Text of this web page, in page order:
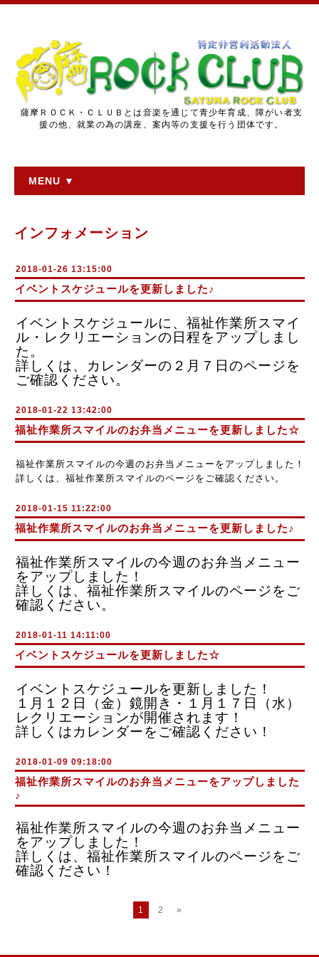
薩摩ＲＯＣＫ・ＣＬＵＢとは音楽を通じて青少年育成、障がい者支
援の他、就業の為の講座、案内等の支援を行う団体です。
MENU ▼
インフォメーション
2018-01-26 13:15:00
イベントスケジュールを更新しました♪
イベントスケジュールに、福祉作業所スマイ
ル・レクリエーションの日程をアップしまし
た。
詳しくは、カレンダーの２月７日のページを
ご確認ください。
2018-01-22 13:42:00
福祉作業所スマイルのお弁当メニューを更新しました☆
福祉作業所スマイルの今週のお弁当メニューをアップしました！
詳しくは、福祉作業所スマイルのページをご確認ください。
2018-01-15 11:22:00
福祉作業所スマイルのお弁当メニューを更新しました♪
福祉作業所スマイルの今週のお弁当メニュー
をアップしました！
詳しくは、福祉作業所スマイルのページをご
確認ください。
2018-01-11 14:11:00
イベントスケジュールを更新しました☆
イベントスケジュールを更新しました！
１月１２日（金）鏡開き・１月１７日（水）
レクリエーションが開催されます！
詳しくはカレンダーをご確認ください！
2018-01-09 09:18:00
福祉作業所スマイルのお弁当メニューをアップしました
♪
福祉作業所スマイルの今週のお弁当メニュー
をアップしました！
詳しくは、福祉作業所スマイルのページをご
確認ください！
1 2 »